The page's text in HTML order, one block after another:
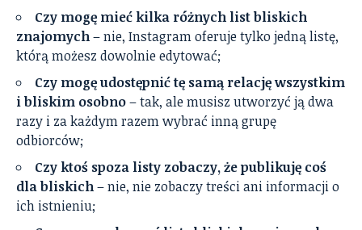
Czy mogę mieć kilka różnych list bliskich
znajomych– nie, Instagram oferuje tylko jedną listę,
którą możesz dowolnie edytować;
Czy mogę udostępnić tę samą relację wszystkim
i bliskim osobno– tak, ale musisz utworzyć ją dwa
razy i za każdym razem wybrać inną grupę
odbiorców;
Czy ktoś spoza listy zobaczy, że publikuję coś
dla bliskich– nie, nie zobaczy treści ani informacji o
ich istnieniu;